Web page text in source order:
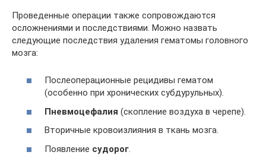
Проведенные операции также сопровождаются
осложнениями и последствиями. Можно назвать
следующие последствия удаления гематомы головного
мозга:
Послеоперационные рецидивы гематом
(особенно при хронических субдурульных).
Пневмоцефалия (скопление воздуха в черепе).
Вторичные кровоизлияния в ткань мозга.
Появление судорог.